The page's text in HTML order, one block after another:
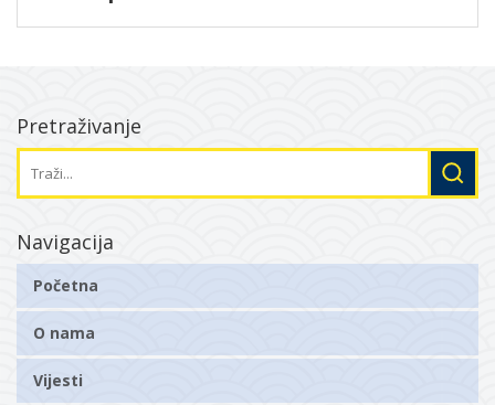
Pretraživanje
Navigacija
Početna
O nama
Vijesti